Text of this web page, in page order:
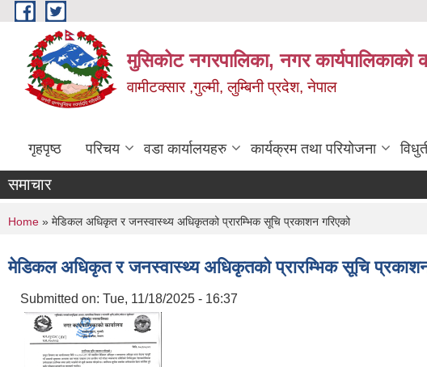
Skip to main content
मुसिकोट नगरपालिका, नगर कार्यपालिकाकाे
वामीटक्सार ,गुल्मी, लुम्बिनी प्रदेश, नेपाल
गृहपृष्ठ परिचय वडा कार्यालयहरु कार्यक्रम तथा परियोजना
समाचार
You are here
Home » मेडिकल अधिकृत र जनस्वास्थ्य अधिकृतको प्रारम्भिक सूचि प्रकाशन गरिएको
मेडिकल अधिकृत र जनस्वास्थ्य अधिकृतको प्रारम्भिक सूचि
Submitted on: Tue, 11/18/2025 - 16:37